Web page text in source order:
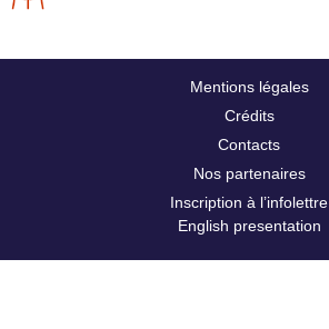
Mentions légales
Crédits
Contacts
Nos partenaires
Inscription à l’infolettre
English presentation